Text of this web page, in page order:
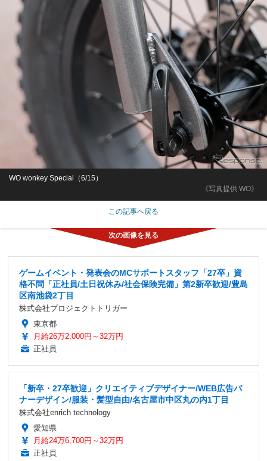
《写真提供 WO》
WO wonkey Special（6/15）
この記事へ戻る
ゲームイベント・発表会のMCサポートスタッフ「27卒」資
格不問「正社員/土日祝休み/社会保険完備」第2新卒歓迎/豊島
区南池袋2丁目
株式会社プロジェクトトリガー
東京都
月給26万2,000円～32万円
正社員
「新卒・27卒歓迎」クリエイティブデザイナー/WEB広告バ
ナーデザイン/服装・髪型自由/名古屋市中区丸の内1丁目
株式会社enrich technology
愛知県
月給24万6,700円～32万円
正社員